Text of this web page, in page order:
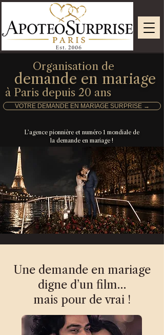
Organisation de
demande en mariage
à Paris depuis 20 ans
VOTRE DEMANDE EN MARIAGE SURPRISE →
L’agence pionnière et numéro 1 mondiale de
la demande en mariage !
Une demande en mariage
digne d’un film…
mais pour de vrai !